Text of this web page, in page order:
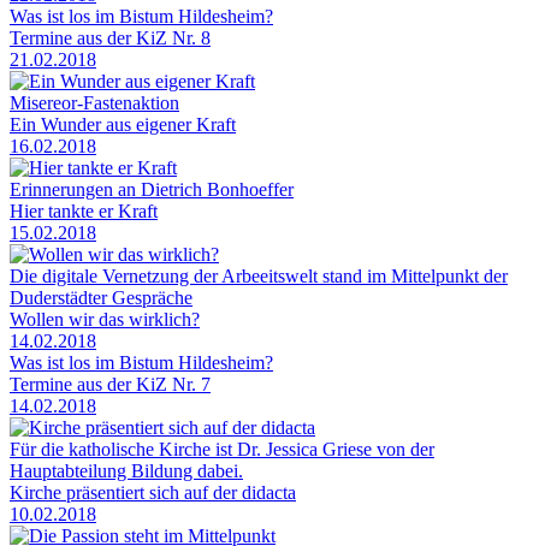
Was ist los im Bistum Hildesheim?
Termine aus der KiZ Nr. 8
21.02.2018
Misereor-Fastenaktion
Ein Wunder aus eigener Kraft
16.02.2018
Erinnerungen an Dietrich Bonhoeffer
Hier tankte er Kraft
15.02.2018
Die digitale Vernetzung der Arbeeitswelt stand im Mittelpunkt der
Duderstädter Gespräche
Wollen wir das wirklich?
14.02.2018
Was ist los im Bistum Hildesheim?
Termine aus der KiZ Nr. 7
14.02.2018
Für die katholische Kirche ist Dr. Jessica Griese von der
Hauptabteilung Bildung dabei.
Kirche präsentiert sich auf der didacta
10.02.2018